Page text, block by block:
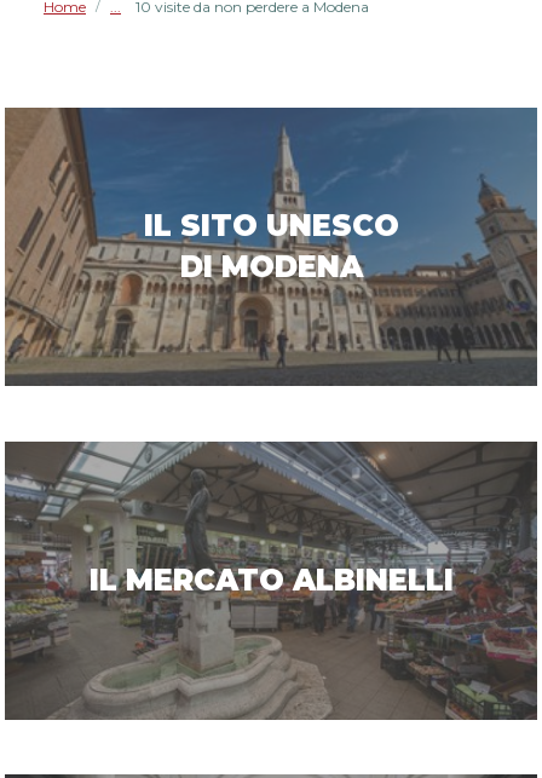
Home / 10 visite da non perdere a Modena
IL SITO UNESCO
DI MODENA
IL MERCATO ALBINELLI